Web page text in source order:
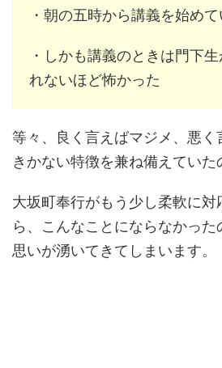
・朝の五時から講義を始めて
・しかも講義のときは門下
れないほど怖かった
等々、良く言えばマジメ、悪
きかない特徴を兼ね備えていた
大坂町奉行がもう少し柔軟に対
ら、こんなことにならなかっ
思いが湧いてきてしまいます。